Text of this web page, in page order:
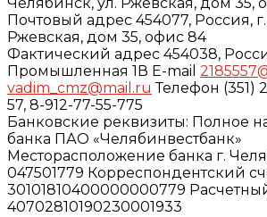
Челябинск, ул. Ржевская, дом 35,
Почтовый адрес 454077, Россия,
Ржевская, дом 35, офис 84
Фактический адрес 454038,
Промышленная 1В E-mail
vadim_cmz@mail.ru Телефон (351)
57, 8-912-77-55-775
Банковские реквизиты: Полное
банка ПАО «Челябинвестбанк»
Месторасположение банка г.
047501779 Корреспондентский
30101810400000000779
40702810190230001933